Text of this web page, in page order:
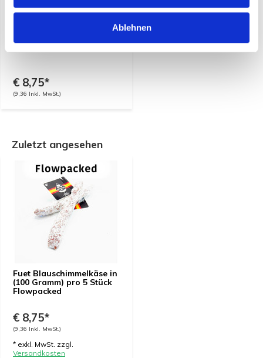
Ablehnen
pro 5 Stück Flowpacked
€ 8,75*
(9,36 Inkl. MwSt.)
Zuletzt angesehen
Fuet Blauschimmelkäse in
(100 Gramm) pro 5 Stück
Flowpacked
€ 8,75*
(9,36 Inkl. MwSt.)
* exkl. MwSt. zzgl.
Versandkosten